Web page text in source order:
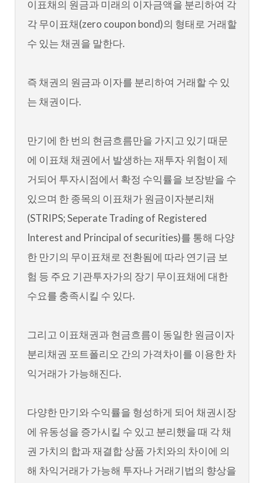
이표채의 원금과 미래의 이자금액을 분리하여 각
각 무이표채(zero coupon bond)의 형태로 거래할
수 있는 채권을 말한다.
즉 채권의 원금과 이자를 분리하여 거래할 수 있
는 채권이다.
만기에 한 번의 현금흐름만을 가지고 있기 때문
에 이표채 채권에서 발생하는 재투자 위험이 제
거되어 투자시점에서 확정 수익률을 보장받을 수
있으며 한 종목의 이표채가 원금이자분리채
(STRIPS; Seperate Trading of Registered
Interest and Principal of securities)를 통해 다양
한 만기의 무이표채로 전환됨에 따라 연기금 보
험 등 주요 기관투자가의 장기 무이표채에 대한
수요를 충족시킬 수 있다.
그리고 이표채권과 현금흐름이 동일한 원금이자
분리채권 포트폴리오 간의 가격차이를 이용한 차
익거래가 가능해진다.
다양한 만기와 수익률을 형성하게 되어 채권시장
에 유동성을 증가시킬 수 있고 분리했을 때 각 채
권 가치의 합과 재결합 상품 가치와의 차이에 의
해 차익거래가 가능해 투자나 거래기법의 향상을